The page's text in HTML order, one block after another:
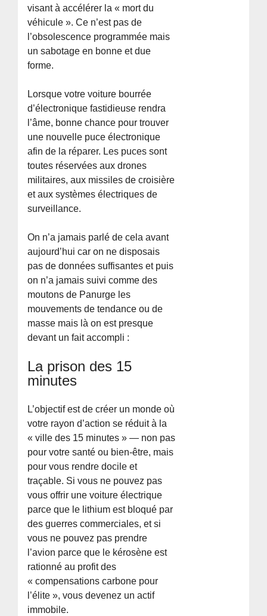
visant à accélérer la « mort du
véhicule ». Ce n’est pas de
l’obsolescence programmée mais
un sabotage en bonne et due
forme.
Lorsque votre voiture bourrée
d’électronique fastidieuse rendra
l’âme, bonne chance pour trouver
une nouvelle puce électronique
afin de la réparer. Les puces sont
toutes réservées aux drones
militaires, aux missiles de croisière
et aux systèmes électriques de
surveillance.
On n’a jamais parlé de cela avant
aujourd’hui car on ne disposais
pas de données suffisantes et puis
on n’a jamais suivi comme des
moutons de Panurge les
mouvements de tendance ou de
masse mais là on est presque
devant un fait accompli :
La prison des 15
minutes
L’objectif est de créer un monde où
votre rayon d’action se réduit à la
« ville des 15 minutes » — non pas
pour votre santé ou bien-être, mais
pour vous rendre docile et
traçable. Si vous ne pouvez pas
vous offrir une voiture électrique
parce que le lithium est bloqué par
des guerres commerciales, et si
vous ne pouvez pas prendre
l’avion parce que le kérosène est
rationné au profit des
« compensations carbone pour
l’élite », vous devenez un actif
immobile.